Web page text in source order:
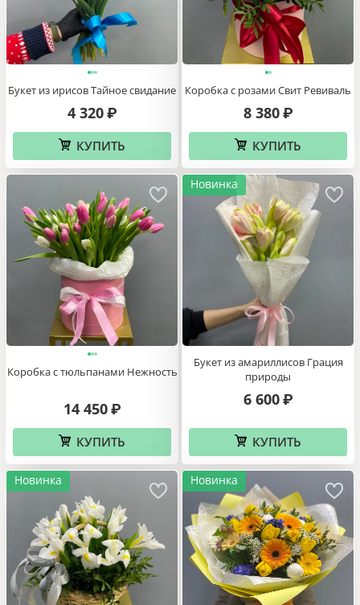
Букет из ирисов Тайное свидание
4 320 ₽
КУПИТЬ
Коробка с розами Свит Ревиваль
8 380 ₽
КУПИТЬ
Коробка с тюльпанами Нежность
14 450 ₽
КУПИТЬ
Новинка
Букет из амариллисов Грация
природы
6 600 ₽
КУПИТЬ
Новинка Новинка